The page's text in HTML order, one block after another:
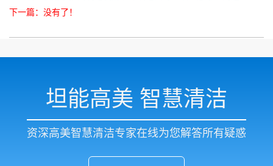
下一篇：没有了！
坦能高美 智慧清洁
资深高美智慧清洁专家在线为您解答所有疑惑